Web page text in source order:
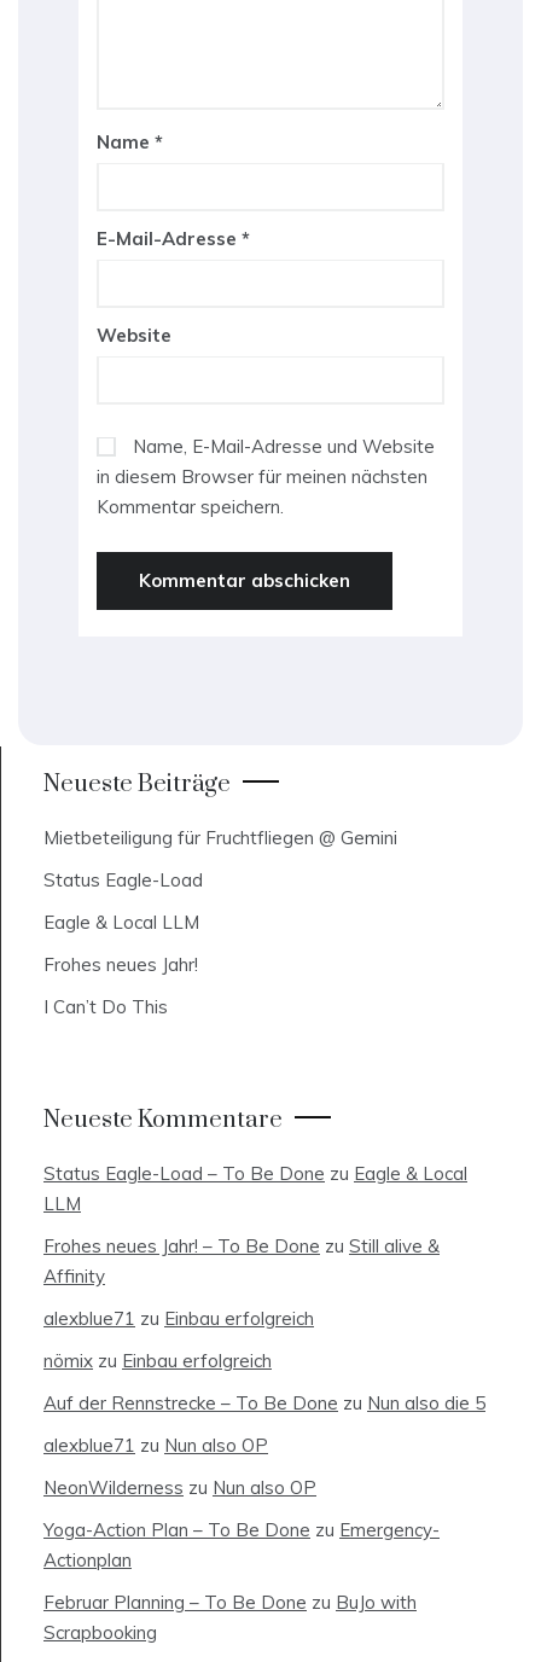
Name *
E-Mail-Adresse *
Website
Name, E-Mail-Adresse und Website
in diesem Browser für meinen nächsten
Kommentar speichern.
Neueste Beiträge
Mietbeteiligung für Fruchtfliegen @ Gemini
Status Eagle-Load
Eagle & Local LLM
Frohes neues Jahr!
I Can’t Do This
Neueste Kommentare
Status Eagle-Load – To Be Done zu Eagle & Local
LLM
Frohes neues Jahr! – To Be Done zu Still alive &
Affinity
alexblue71 zu Einbau erfolgreich
nömix zu Einbau erfolgreich
Auf der Rennstrecke – To Be Done zu Nun also die 5
alexblue71 zu Nun also OP
NeonWilderness zu Nun also OP
Yoga-Action Plan – To Be Done zu Emergency-
Actionplan
Februar Planning – To Be Done zu BuJo with
Scrapbooking